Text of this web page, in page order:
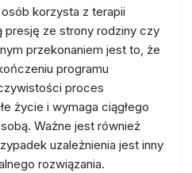
korzysta z terapii
presję ze strony rodziny czy
przekonaniem jest to, że
programu
proces
życie i wymaga ciągłego
Ważne jest również
uzależnienia jest inny
rozwiązania.